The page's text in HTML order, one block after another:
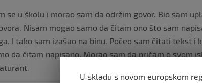
se u školu i morao sam da održim govor. Bio sam
Nisam mogao samo da čitam ono što sam
I tako sam izašao na binu. Počeo sam čitati tekst i
da čitam napisano. Morao sam da pričam o svom
U skladu s novom europskom